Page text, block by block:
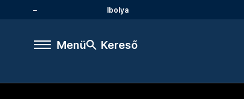
Ibolya
Menü Kereső